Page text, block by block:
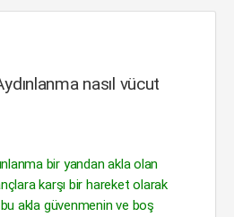
nasıl vücut
bir yandan akla olan
karşı bir hareket olarak
akla güvenmenin ve boş